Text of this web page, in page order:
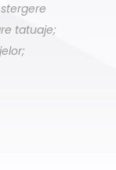
tatuaje;